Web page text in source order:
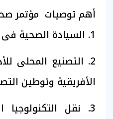
أهم توصيات مؤتمر صحة
1. السيادة الصحية فى القارة الأفريقية.
2. التصنيع المحلى
الأفريقية وتوطين
3. نقل التكنولوجيا